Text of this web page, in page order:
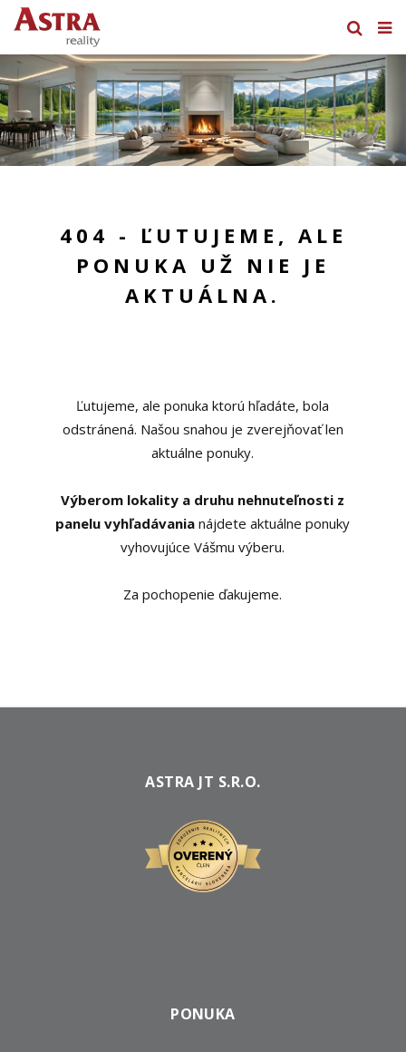
404 - ĽUTUJEME, ALE
PONUKA UŽ NIE JE
AKTUÁLNA.
Ľutujeme, ale ponuka ktorú hľadáte, bola
odstránená. Našou snahou je zverejňovať len
aktuálne ponuky.
Výberom lokality a druhu nehnuteľnosti z
panelu vyhľadávania nájdete aktuálne ponuky
vyhovujúce Vášmu výberu.
Za pochopenie ďakujeme.
ASTRA JT S.R.O.
PONUKA